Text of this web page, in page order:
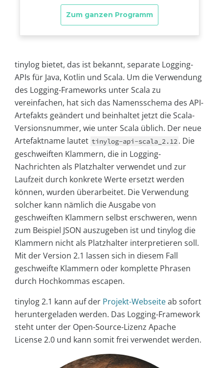
tinylog bietet, das ist bekannt, separate Logging-
APIs für Java, Kotlin und Scala. Um die Verwendung
des Logging-Frameworks unter Scala zu
vereinfachen, hat sich das Namensschema des API-
Artefakts geändert und beinhaltet jetzt die Scala-
Versionsnummer, wie unter Scala üblich. Der neue
Artefaktname lautet tinylog-api-scala_2.12. Die
geschweiften Klammern, die in Logging-
Nachrichten als Platzhalter verwendet und zur
Laufzeit durch konkrete Werte ersetzt werden
können, wurden überarbeitet. Die Verwendung
solcher kann nämlich die Ausgabe von
geschweiften Klammern selbst erschweren, wenn
zum Beispiel JSON auszugeben ist und tinylog die
Klammern nicht als Platzhalter interpretieren soll.
Mit der Version 2.1 lassen sich in diesem Fall
geschweifte Klammern oder komplette Phrasen
durch Hochkommas escapen.
tinylog 2.1 kann auf der Projekt-Webseiteab sofort
heruntergeladen werden. Das Logging-Framework
steht unter der Open-Source-Lizenz Apache
License 2.0 und kann somit frei verwendet werden.